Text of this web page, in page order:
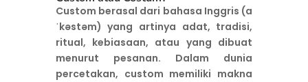
Custom berasal dari bahasa Inggris (a
ˈkəstəm) yang artinya adat, tradisi,
ritual, kebiasaan, atau yang dibuat
menurut pesanan. Dalam dunia
percetakan, custom memiliki makna